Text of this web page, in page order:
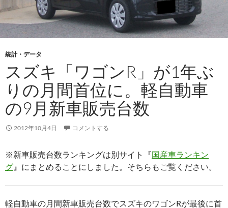
統計・データ
スズキ「ワゴンR」が1年ぶ
りの月間首位に。軽自動車
の9月新車販売台数
2012年10月4日 コメントする
※新車販売台数ランキングは別サイト『国産車ランキン
グ 』にまとめることにしました。そちらもご覧ください。
軽自動車の月間新車販売台数でスズキのワゴンRが最後に首